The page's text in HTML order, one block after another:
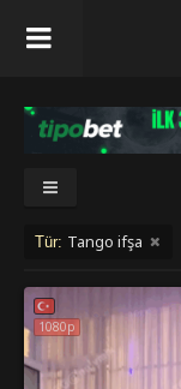
Tür: Tango ifşa
1080p